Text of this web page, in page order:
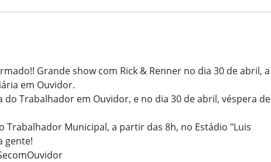
Grande show com Rick & Renner no dia 30 de abril, a
em Ouvidor.
do Trabalhador em Ouvidor, e no dia 30 de abril, véspera de
Trabalhador Municipal, a partir das 8h, no Estádio "Luis
gente!